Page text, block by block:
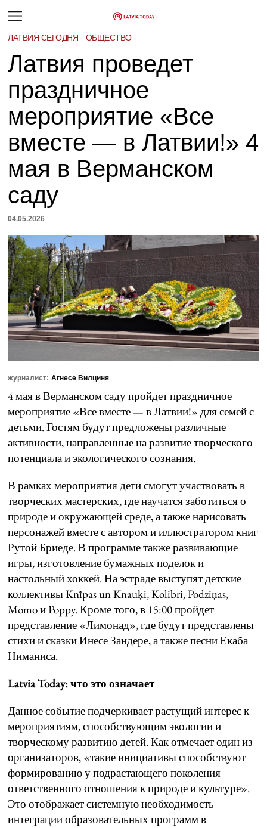
ЛАТВИЯ СЕГОДНЯ · ОБЩЕСТВО
Латвия проведет
праздничное
мероприятие «Все
вместе — в Латвии!» 4
мая в Верманском
саду
04.05.2026
журналист: Агнесе Вилциня
4 мая в Верманском саду пройдет праздничное
мероприятие «Все вместе — в Латвии!» для семей с
детьми. Гостям будут предложены различные
активности, направленные на развитие творческого
потенциала и экологического сознания.
В рамках мероприятия дети смогут участвовать в
творческих мастерских, где научатся заботиться о
природе и окружающей среде, а также нарисовать
персонажей вместе с автором и иллюстратором книг
Рутой Бриеде. В программе также развивающие
игры, изготовление бумажных поделок и
настольный хоккей. На эстраде выступят детские
коллективы Knīpas un Knauķi, Kolibri, Podziņas,
Momo и Poppy. Кроме того, в 15:00 пройдет
представление «Лимонад», где будут представлены
стихи и сказки Инесе Зандере, а также песни Екаба
Ниманиса.
Latvia Today: что это означает
Данное событие подчеркивает растущий интерес к
мероприятиям, способствующим экологии и
творческому развитию детей. Как отмечает один из
организаторов, «такие инициативы способствуют
формированию у подрастающего поколения
ответственного отношения к природе и культуре».
Это отображает системную необходимость
интеграции образовательных программ в